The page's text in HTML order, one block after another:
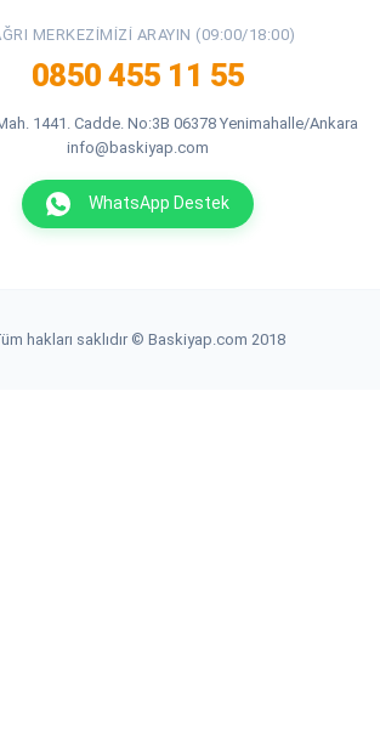
MERKEZIMIZI ARAYIN (09:00/18:00)
0850 455 11 55
1441. Cadde. No:3B 06378 Yenimahalle/Ankara
info@baskiyap.com
WhatsApp Destek
hakları saklıdır © Baskiyap.com 2018